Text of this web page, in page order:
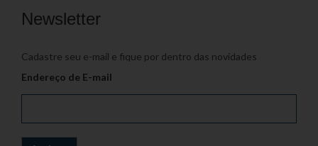
Newsletter
Cadastre seu e-mail e fique por dentro das novidades
Endereço de E-mail